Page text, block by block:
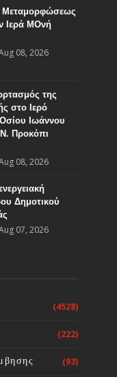
Μεταμορφώσεως
Ιερά ΜΟνή
08, 2026
της
στο Ιερό
Ιωάννου
Προκόπι
08, 2026
Δημοτικού
07, 2026
με τη ΜΚΟ
(4528)
(222)
(93)